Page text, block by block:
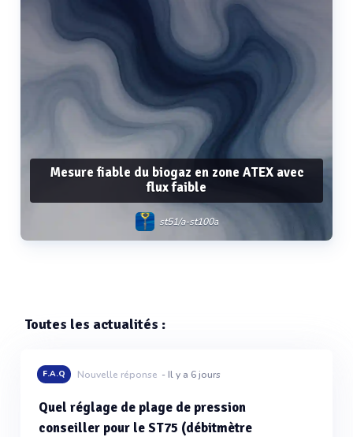
Mesure fiable du biogaz en zone ATEX avec
flux faible
st51/a-st100a
Toutes les actualités :
F.A.Q Nouvelle réponse - Il y a 6 jours
Quel réglage de plage de pression
conseiller pour le ST75 (débitmètre